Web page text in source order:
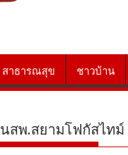
สาธารณสุข ชาวบ้าน
นสพ.สยามโฟกัสไทม์